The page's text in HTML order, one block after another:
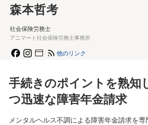
森本哲考
社会保険労務士
アニマート社会保険労務士事務所
他のリンク
手続きのポイントを熟知
つ迅速な障害年金請求
メンタルヘルス不調による障害年金請求を